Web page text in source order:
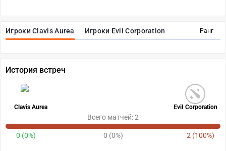
Ранг
Игроки Clavis Aurea Игроки EviI Corporation
История встреч
Clavis Aurea EviI Corporation
Всего матчей: 2
0 (0%) 0 (0%) 2 (100%)